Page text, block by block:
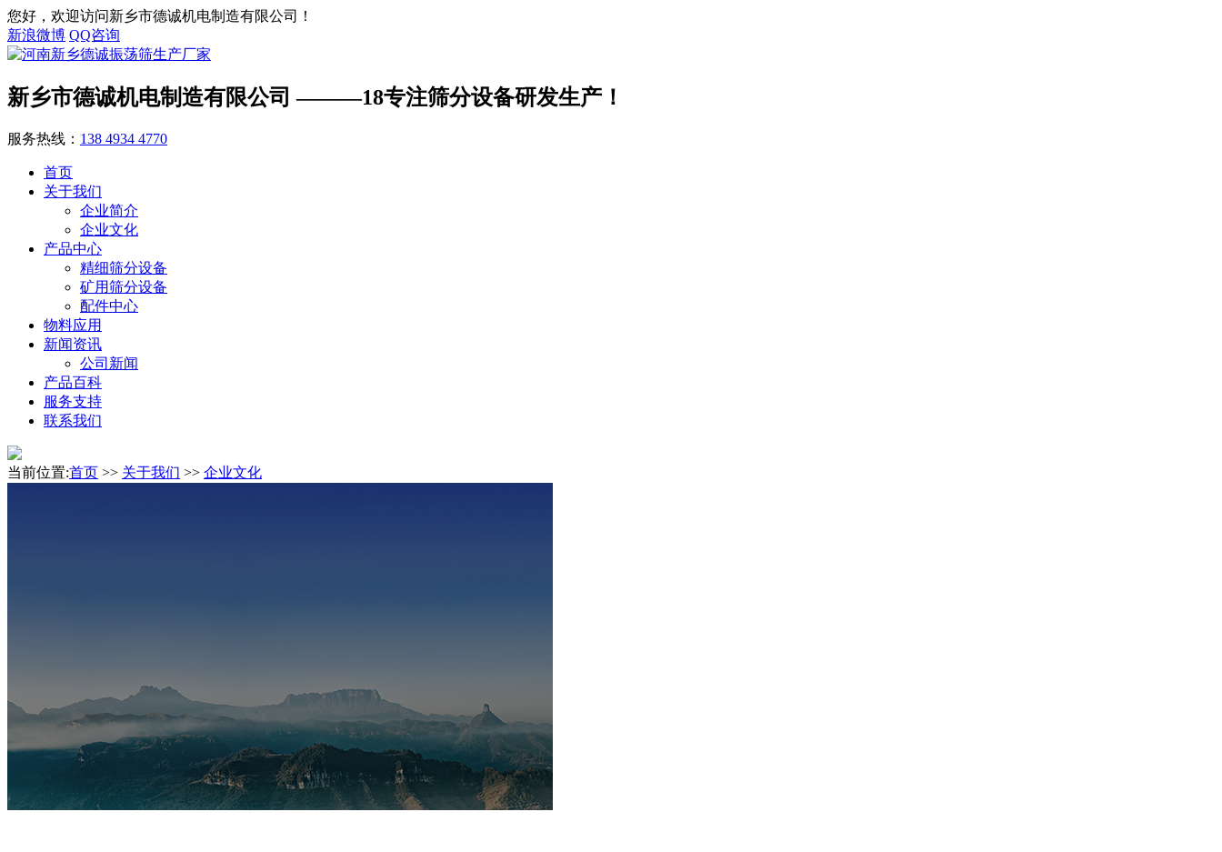
您好，欢迎访问新乡市德诚机电制造有限公司！
新浪微博 QQ咨询
新乡市德诚机电制造有限公司 ———18专注筛分设备研发生产！
服务热线： 138 4934 4770
首页
关于我们
企业简介
企业文化
产品中心
精细筛分设备
矿用筛分设备
配件中心
物料应用
新闻资讯
公司新闻
产品百科
服务支持
联系我们
当前位置:首页 >> 关于我们 >> 企业文化